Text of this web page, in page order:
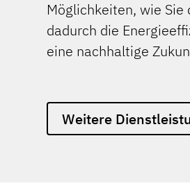
Möglichkeiten, wie
dadurch die
eine nachhaltige
Weitere